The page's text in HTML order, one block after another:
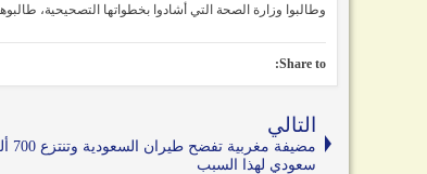
وطالبوا وزارة الصحة التي أشادوا بخطواتها التصحيحية،
Share to:
التالي
سعودي لهذا السبب